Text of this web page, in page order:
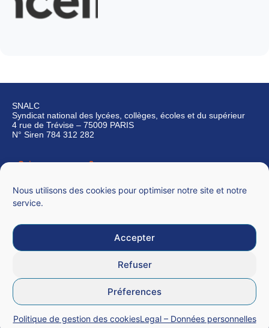
Nous utilisons des cookies pour optimiser notre site et notre
service.
Accepter
Refuser
Préferences
Politique de gestion des cookiesLegal – Données personnelles
SNALC
Syndicat national des lycées, collèges, écoles et du supérieur
4 rue de Trévise – 75009 PARIS
N° Siren 784 312 282
Qui sommes-nous ?
CGU